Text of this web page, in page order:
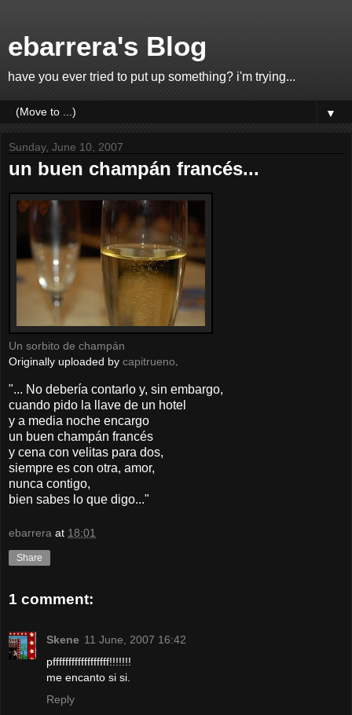
ebarrera's Blog
have you ever tried to put up something? i'm trying...
▼
Sunday, June 10, 2007
un buen champán francés...
Un sorbito de champán
Originally uploaded by capitrueno
"... No debería contarlo y, sin embargo,
cuando pido la llave de un hotel
y a media noche encargo
un buen champán francés
y cena con velitas para dos,
siempre es con otra, amor,
nunca contigo,
bien sabes lo que digo..."
ebarrera at 18:01
Share
1 comment:
Skene 11 June, 2007 16:42
pffffffffffffffffff!!!!!!!
me encanto si si.
Reply